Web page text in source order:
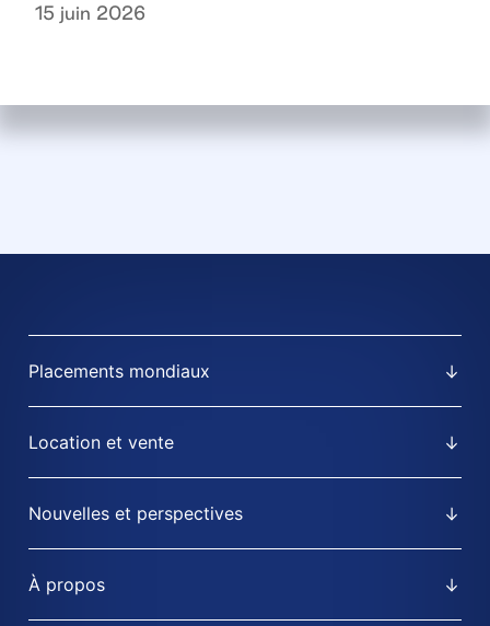
15 juin 2026
Placements mondiaux
Location et vente
Nouvelles et perspectives
À propos